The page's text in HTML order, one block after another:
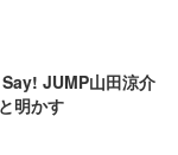
JUMP山田涼介
明かす